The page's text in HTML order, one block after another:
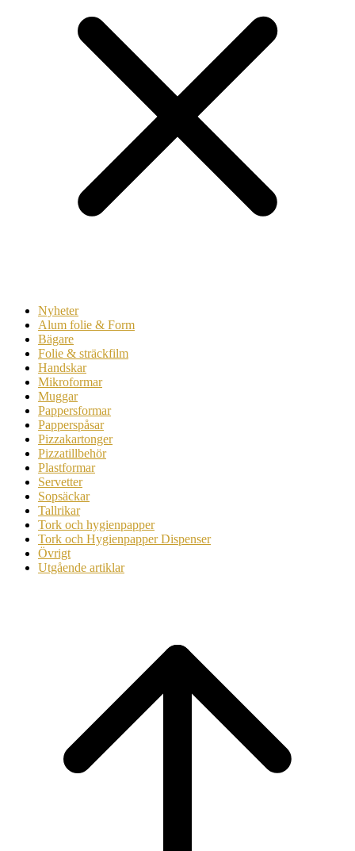
Nyheter
Alum folie & Form
Bägare
Folie & sträckfilm
Handskar
Mikroformar
Muggar
Pappersformar
Papperspåsar
Pizzakartonger
Pizzatillbehör
Plastformar
Servetter
Sopsäckar
Tallrikar
Tork och hygienpapper
Tork och Hygienpapper Dispenser
Övrigt
Utgående artiklar